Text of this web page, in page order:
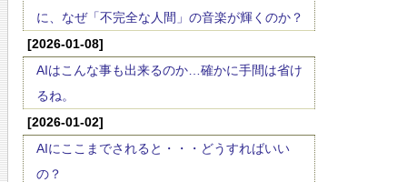
に、なぜ「不完全な人間」の音楽が輝くのか？
[2026-01-08]
AIはこんな事も出来るのか…確かに手間は省け
るね。
[2026-01-02]
AIにここまでされると・・・どうすればいい
の？